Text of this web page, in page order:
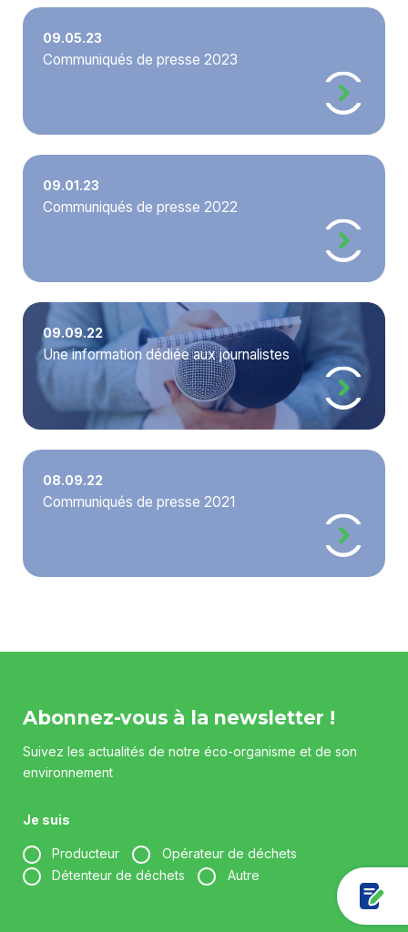
09.05.23
Communiqués de presse 2023
09.01.23
Communiqués de presse 2022
09.09.22
Une information dédiée aux journalistes
08.09.22
Communiqués de presse 2021
Abonnez-vous à la newsletter !
Suivez les actualités de notre éco-organisme et de son
environnement
Je suis
Producteur
Opérateur de déchets
Détenteur de déchets
Autre